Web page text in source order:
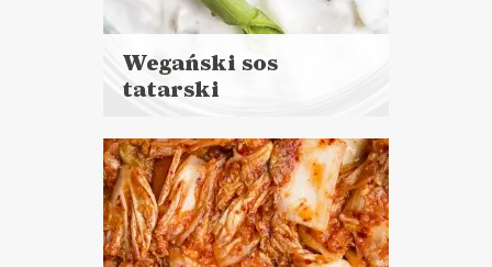
Wegański sos
tatarski
więcej
Czas przygotowania:
do 30 minut
SOSY I DODATKI
MAJÓWKA ?
WIELKANOC ?